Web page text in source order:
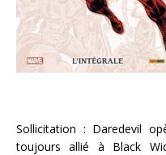
Sollicitation : Daredevil
toujours allié à Black